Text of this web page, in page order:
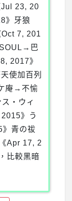
23, 20
》牙狼
Oct 7, 201
巴
2017》
使加百列
庵→不愉
・ウィ
》う
青の祓
Apr 17, 2
比較黑暗